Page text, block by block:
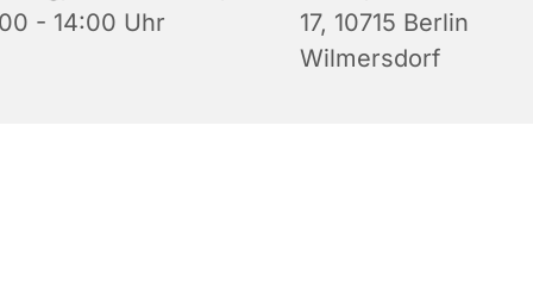
- 14:00 Uhr
17, 10715 Berlin
Wilmersdorf